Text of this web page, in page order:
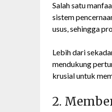
Salah satu
sistem
usus, sehingga
Lebih dari
mendukung
krusial untuk
2.